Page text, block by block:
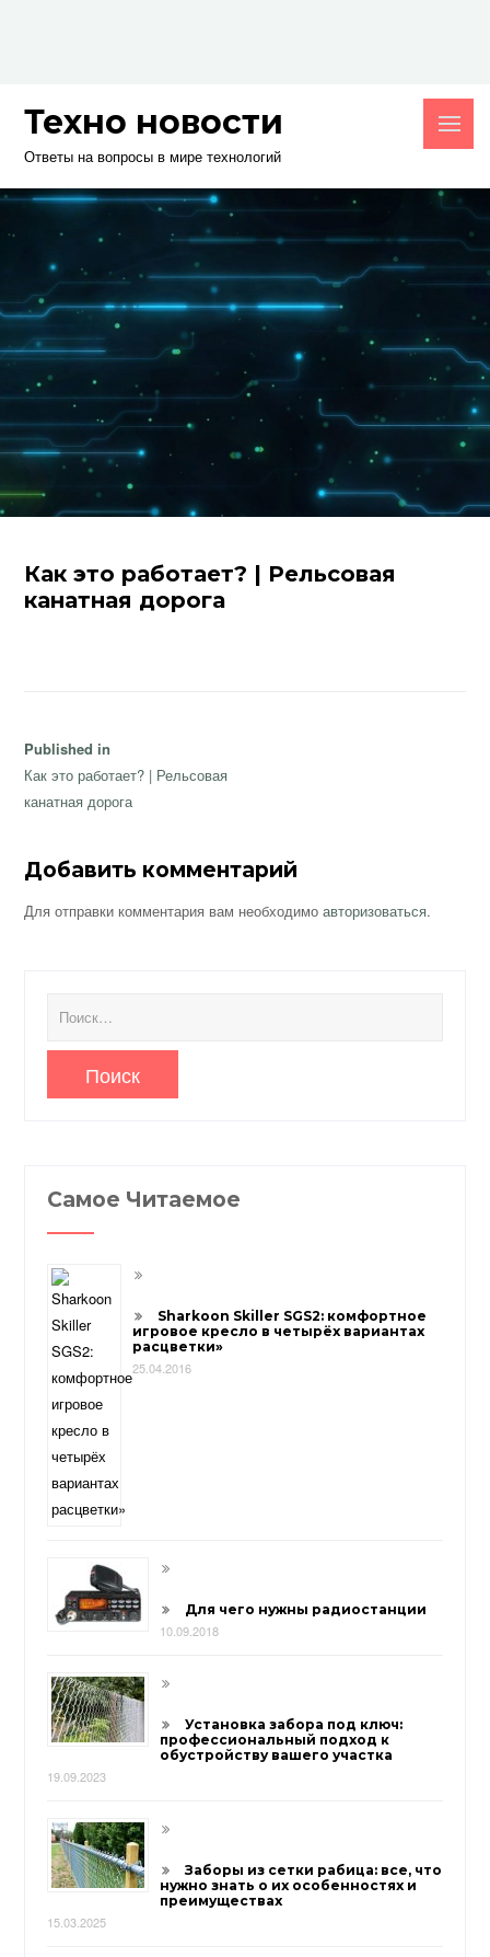
Техно новости
Ответы на вопросы в мире технологий
Как это работает? | Рельсовая
канатная дорога
Навигация
по
записям
Published in
Как это работает? | Рельсовая
канатная дорога
Добавить комментарий
Для отправки комментария вам необходимоавторизоваться.
Самое Читаемое
Sharkoon Skiller SGS2: комфортное
игровое кресло в четырёх вариантах
расцветки»
25.04.2016
Для чего нужны радиостанции
10.09.2018
Установка забора под ключ:
профессиональный подход к
обустройству вашего участка
19.09.2023
Заборы из сетки рабица: все, что
нужно знать о их особенностях и
преимуществах
15.03.2025